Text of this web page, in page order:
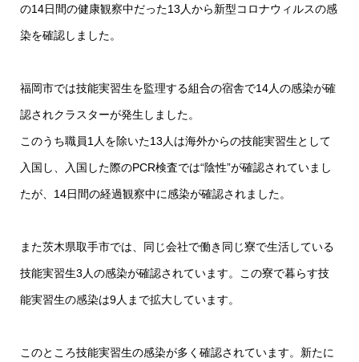
の14日間の健康観察中だった13人から新型コロナウィルスの感
染を確認しました。
福岡市では技能実習生を監理する組合の宿舎で14人の感染が確
認されクラスターが発生しました。
このうち職員1人を除いた13人は海外からの技能実習生として
入国し、入国した際のPCR検査では“陰性”が確認されていまし
たが、14日間の経過観察中に感染が確認されました。
また茨木県取手市では、同じ会社で働き同じ寮で生活している
技能実習生3人の感染が確認されています。この寮で暮らす技
能実習生の感染は9人まで拡大しています。
このところ技能実習生の感染が多く確認されています。新たに